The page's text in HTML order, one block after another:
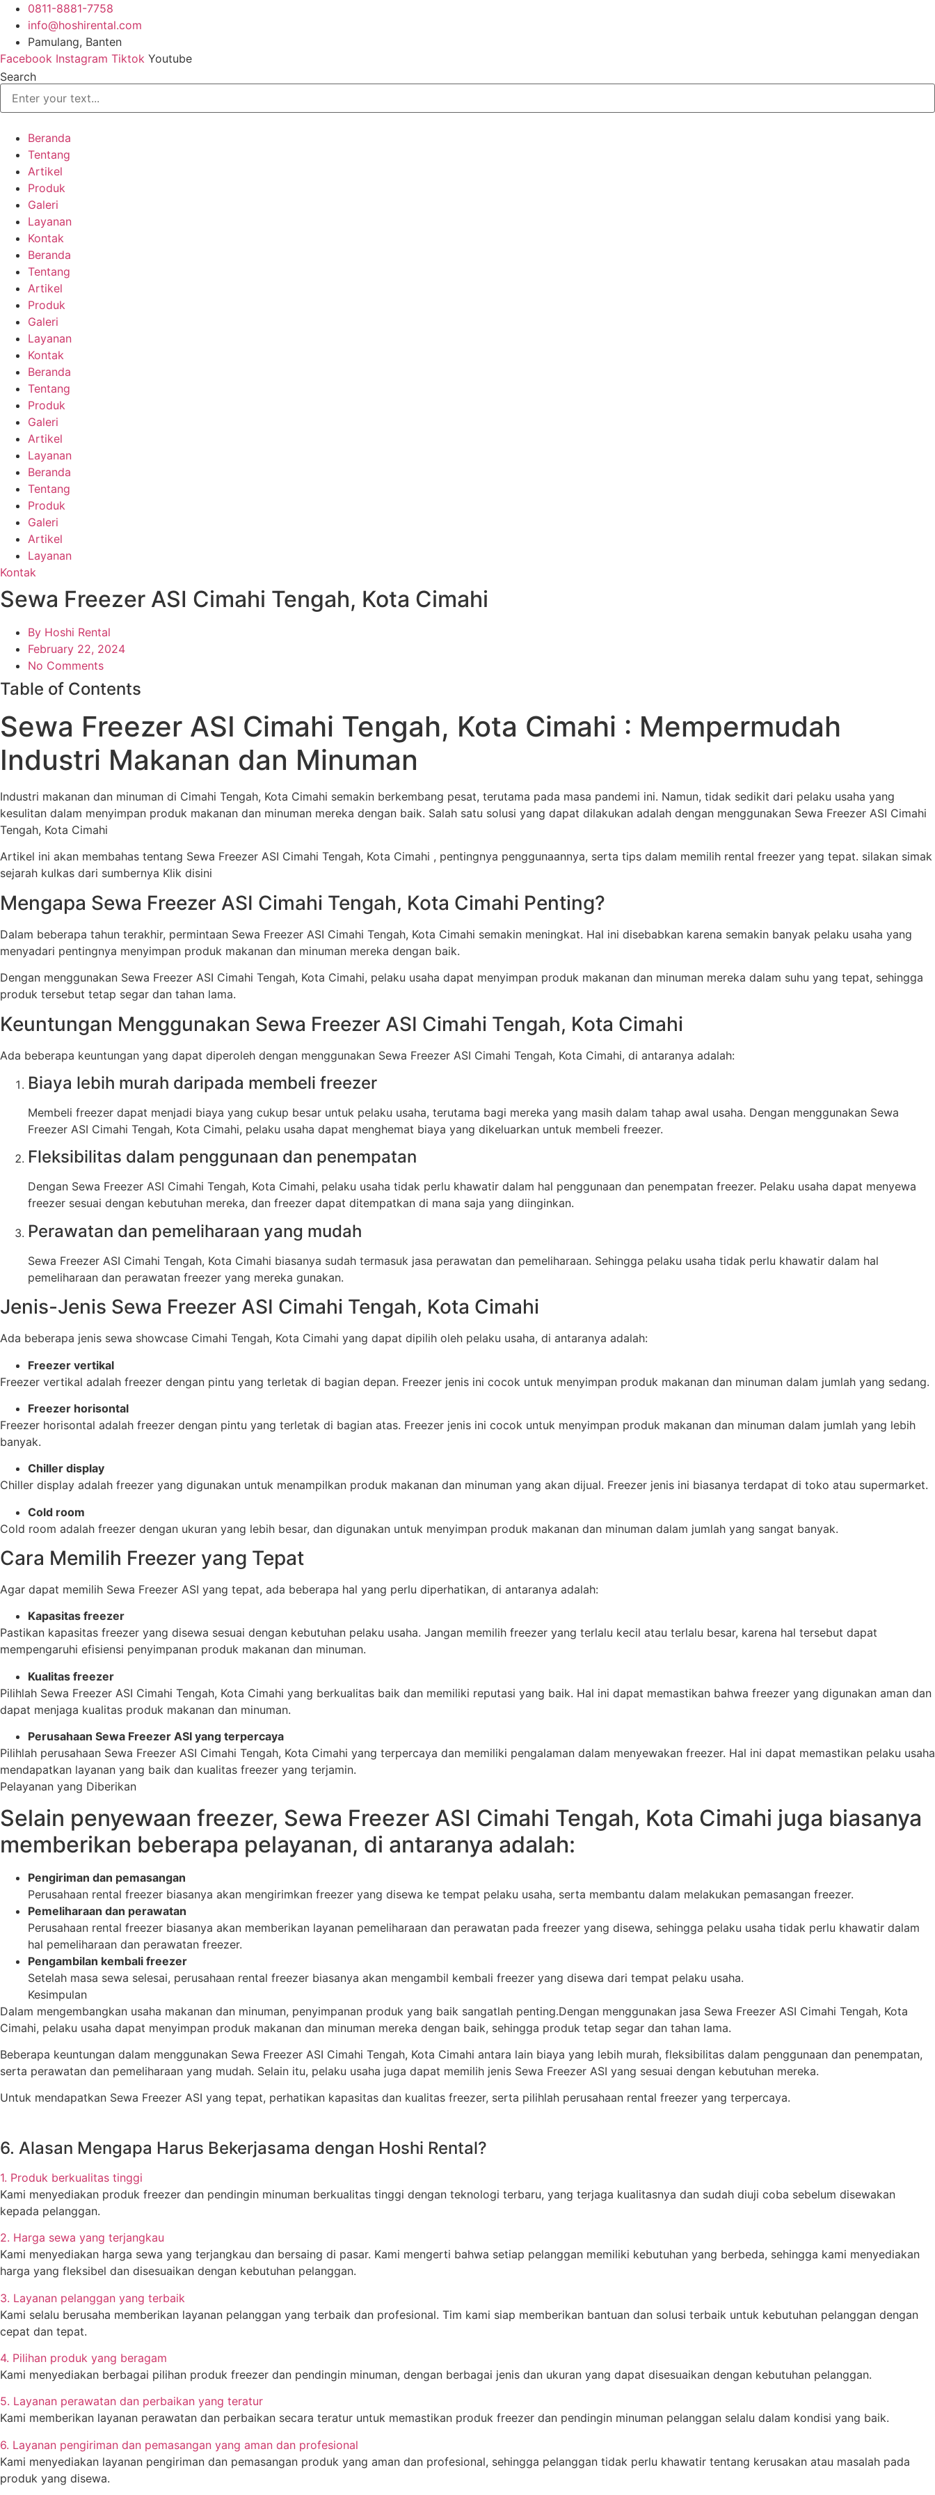
Skip
content
0811-8881-7758
info@hoshirental.com
Pamulang, Banten
Facebook Instagram Tiktok Youtube
Search
Beranda
Tentang
Artikel
Produk
Galeri
Layanan
Kontak
Beranda
Tentang
Artikel
Produk
Galeri
Layanan
Kontak
Beranda
Tentang
Produk
Galeri
Artikel
Layanan
Beranda
Tentang
Produk
Galeri
Artikel
Layanan
Kontak
Sewa Freezer ASI Cimahi Tengah, Kota Cimahi
By Hoshi Rental
February 22, 2024
No Comments
Table of Contents
Sewa Freezer ASI Cimahi Tengah, Kota Cimahi : Mempermudah
Industri Makanan dan Minuman
Industri makanan dan minuman di Cimahi Tengah, Kota Cimahi semakin berkembang pesat, terutama pada masa pandemi ini. Namun, tidak sedikit dari pelaku usaha yang
kesulitan dalam menyimpan produk makanan dan minuman mereka dengan baik. Salah satu solusi yang dapat dilakukan adalah dengan menggunakan Sewa Freezer ASI Cimahi
Tengah, Kota Cimahi
Artikel ini akan membahas tentang Sewa Freezer ASI Cimahi Tengah, Kota Cimahi , pentingnya penggunaannya, serta tips dalam memilih rental freezer yang tepat. silakan simak
sejarah kulkas dari sumbernya Klik disini
Mengapa Sewa Freezer ASI Cimahi Tengah, Kota Cimahi Penting?
Dalam beberapa tahun terakhir, permintaan Sewa Freezer ASI Cimahi Tengah, Kota Cimahi semakin meningkat. Hal ini disebabkan karena semakin banyak pelaku usaha yang
menyadari pentingnya menyimpan produk makanan dan minuman mereka dengan baik.
Dengan menggunakan Sewa Freezer ASI Cimahi Tengah, Kota Cimahi, pelaku usaha dapat menyimpan produk makanan dan minuman mereka dalam suhu yang tepat, sehingga
produk tersebut tetap segar dan tahan lama.
Keuntungan Menggunakan Sewa Freezer ASI Cimahi Tengah, Kota Cimahi
Ada beberapa keuntungan yang dapat diperoleh dengan menggunakan Sewa Freezer ASI Cimahi Tengah, Kota Cimahi, di antaranya adalah:
Biaya lebih murah daripada membeli freezer
Membeli freezer dapat menjadi biaya yang cukup besar untuk pelaku usaha, terutama bagi mereka yang masih dalam tahap awal usaha. Dengan menggunakan Sewa
Freezer ASI Cimahi Tengah, Kota Cimahi, pelaku usaha dapat menghemat biaya yang dikeluarkan untuk membeli freezer.
Fleksibilitas dalam penggunaan dan penempatan
Dengan Sewa Freezer ASI Cimahi Tengah, Kota Cimahi, pelaku usaha tidak perlu khawatir dalam hal penggunaan dan penempatan freezer. Pelaku usaha dapat menyewa
freezer sesuai dengan kebutuhan mereka, dan freezer dapat ditempatkan di mana saja yang diinginkan.
Perawatan dan pemeliharaan yang mudah
Sewa Freezer ASI Cimahi Tengah, Kota Cimahi biasanya sudah termasuk jasa perawatan dan pemeliharaan. Sehingga pelaku usaha tidak perlu khawatir dalam hal
pemeliharaan dan perawatan freezer yang mereka gunakan.
Jenis-Jenis Sewa Freezer ASI Cimahi Tengah, Kota Cimahi
Ada beberapa jenis sewa showcase Cimahi Tengah, Kota Cimahi yang dapat dipilih oleh pelaku usaha, di antaranya adalah:
Freezer vertikal
Freezer vertikal adalah freezer dengan pintu yang terletak di bagian depan. Freezer jenis ini cocok untuk menyimpan produk makanan dan minuman dalam jumlah yang sedang.
Freezer horisontal
Freezer horisontal adalah freezer dengan pintu yang terletak di bagian atas. Freezer jenis ini cocok untuk menyimpan produk makanan dan minuman dalam jumlah yang lebih
banyak.
Chiller display
Chiller display adalah freezer yang digunakan untuk menampilkan produk makanan dan minuman yang akan dijual. Freezer jenis ini biasanya terdapat di toko atau supermarket.
Cold room
Cold room adalah freezer dengan ukuran yang lebih besar, dan digunakan untuk menyimpan produk makanan dan minuman dalam jumlah yang sangat banyak.
Cara Memilih Freezer yang Tepat
Agar dapat memilih Sewa Freezer ASI yang tepat, ada beberapa hal yang perlu diperhatikan, di antaranya adalah:
Kapasitas freezer
Pastikan kapasitas freezer yang disewa sesuai dengan kebutuhan pelaku usaha. Jangan memilih freezer yang terlalu kecil atau terlalu besar, karena hal tersebut dapat
mempengaruhi efisiensi penyimpanan produk makanan dan minuman.
Kualitas freezer
Pilihlah Sewa Freezer ASI Cimahi Tengah, Kota Cimahi yang berkualitas baik dan memiliki reputasi yang baik. Hal ini dapat memastikan bahwa freezer yang digunakan aman dan
dapat menjaga kualitas produk makanan dan minuman.
Perusahaan Sewa Freezer ASI yang terpercaya
Pilihlah perusahaan Sewa Freezer ASI Cimahi Tengah, Kota Cimahi yang terpercaya dan memiliki pengalaman dalam menyewakan freezer. Hal ini dapat memastikan pelaku usaha
mendapatkan layanan yang baik dan kualitas freezer yang terjamin.
Pelayanan yang Diberikan
Selain penyewaan freezer, Sewa Freezer ASI Cimahi Tengah, Kota Cimahi juga biasanya
memberikan beberapa pelayanan, di antaranya adalah:
Pengiriman dan pemasangan
Perusahaan rental freezer biasanya akan mengirimkan freezer yang disewa ke tempat pelaku usaha, serta membantu dalam melakukan pemasangan freezer.
Pemeliharaan dan perawatan
Perusahaan rental freezer biasanya akan memberikan layanan pemeliharaan dan perawatan pada freezer yang disewa, sehingga pelaku usaha tidak perlu khawatir dalam
hal pemeliharaan dan perawatan freezer.
Pengambilan kembali freezer
Setelah masa sewa selesai, perusahaan rental freezer biasanya akan mengambil kembali freezer yang disewa dari tempat pelaku usaha.
Kesimpulan
Dalam mengembangkan usaha makanan dan minuman, penyimpanan produk yang baik sangatlah penting.Dengan menggunakan jasa Sewa Freezer ASI Cimahi Tengah, Kota
Cimahi, pelaku usaha dapat menyimpan produk makanan dan minuman mereka dengan baik, sehingga produk tetap segar dan tahan lama.
Beberapa keuntungan dalam menggunakan Sewa Freezer ASI Cimahi Tengah, Kota Cimahi antara lain biaya yang lebih murah, fleksibilitas dalam penggunaan dan penempatan,
serta perawatan dan pemeliharaan yang mudah. Selain itu, pelaku usaha juga dapat memilih jenis Sewa Freezer ASI yang sesuai dengan kebutuhan mereka.
Untuk mendapatkan Sewa Freezer ASI yang tepat, perhatikan kapasitas dan kualitas freezer, serta pilihlah perusahaan rental freezer yang terpercaya.
6. Alasan Mengapa Harus Bekerjasama dengan Hoshi Rental?
1. Produk berkualitas tinggi
Kami menyediakan produk freezer dan pendingin minuman berkualitas tinggi dengan teknologi terbaru, yang terjaga kualitasnya dan sudah diuji coba sebelum disewakan
kepada pelanggan.
2. Harga sewa yang terjangkau
Kami menyediakan harga sewa yang terjangkau dan bersaing di pasar. Kami mengerti bahwa setiap pelanggan memiliki kebutuhan yang berbeda, sehingga kami menyediakan
harga yang fleksibel dan disesuaikan dengan kebutuhan pelanggan.
3. Layanan pelanggan yang terbaik
Kami selalu berusaha memberikan layanan pelanggan yang terbaik dan profesional. Tim kami siap memberikan bantuan dan solusi terbaik untuk kebutuhan pelanggan dengan
cepat dan tepat.
4. Pilihan produk yang beragam
Kami menyediakan berbagai pilihan produk freezer dan pendingin minuman, dengan berbagai jenis dan ukuran yang dapat disesuaikan dengan kebutuhan pelanggan.
5. Layanan perawatan dan perbaikan yang teratur
Kami memberikan layanan perawatan dan perbaikan secara teratur untuk memastikan produk freezer dan pendingin minuman pelanggan selalu dalam kondisi yang baik.
6. Layanan pengiriman dan pemasangan yang aman dan profesional
Kami menyediakan layanan pengiriman dan pemasangan produk yang aman dan profesional, sehingga pelanggan tidak perlu khawatir tentang kerusakan atau masalah pada
produk yang disewa.